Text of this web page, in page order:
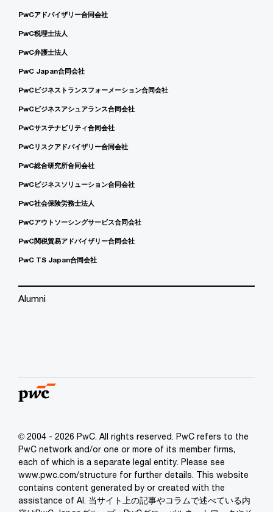
PwCアドバイザリー合同会社
PwC税理士法人
PwC弁護士法人
PwC Japan合同会社
PwCビジネストランスフォーメーション合同会社
PwCビジネスアシュアランス合同会社
PwCサステナビリティ合同会社
PwCリスクアドバイザリー合同会社
PwC総合研究所合同会社
PwCビジネスソリューション合同会社
PwC社会保険労務士法人
PwCアウトソーシングサービス合同会社
PwC関税貿易アドバイザリー合同会社
PwC TS Japan合同会社
Alumni
© 2004 - 2026 PwC. All rights reserved. PwC refers to the
PwC network and/or one or more of its member firms,
each of which is a separate legal entity. Please see
www.pwc.com/structure for further details. This website
contains content generated by or created with the
assistance of AI. 当サイト上の記事やコラムで述べている内